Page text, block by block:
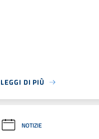
LEGGI DI PIÙ
NOTIZIE